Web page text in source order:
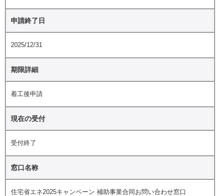
申請終了日
2025/12/31
期限詳細
着工後申請
現在の受付
受付終了
窓口名称
住宅省エネ2025キャンペーン 補助事業合同お問い合わせ窓口